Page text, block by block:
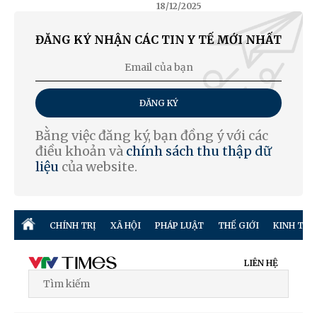
18/12/2025
ĐĂNG KÝ NHẬN CÁC TIN Y TẾ MỚI NHẤT
ĐĂNG KÝ
Bằng việc đăng ký, bạn đồng ý với các
điều khoản và chính sách thu thập dữ
liệu của website.
CHÍNH TRỊ XÃ HỘI PHÁP LUẬT THẾ GIỚI KINH TẾ
LIÊN HỆ